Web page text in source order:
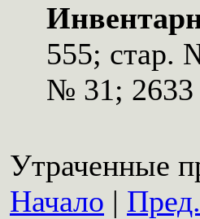
555;
№ 31; 2633
Утраченные
Начало | Пред.